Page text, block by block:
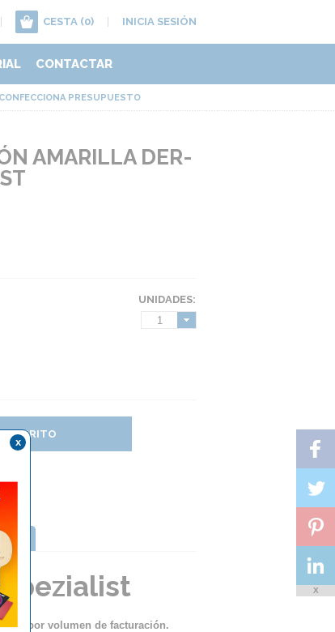
CESTA (0) INICIA SESIÓN
CONTACTAR
CONFECCIONA PRESUPUESTO
AMARILLA DER-
UNIDADES:
1
CARRITO
por volumen de facturación.
x
X